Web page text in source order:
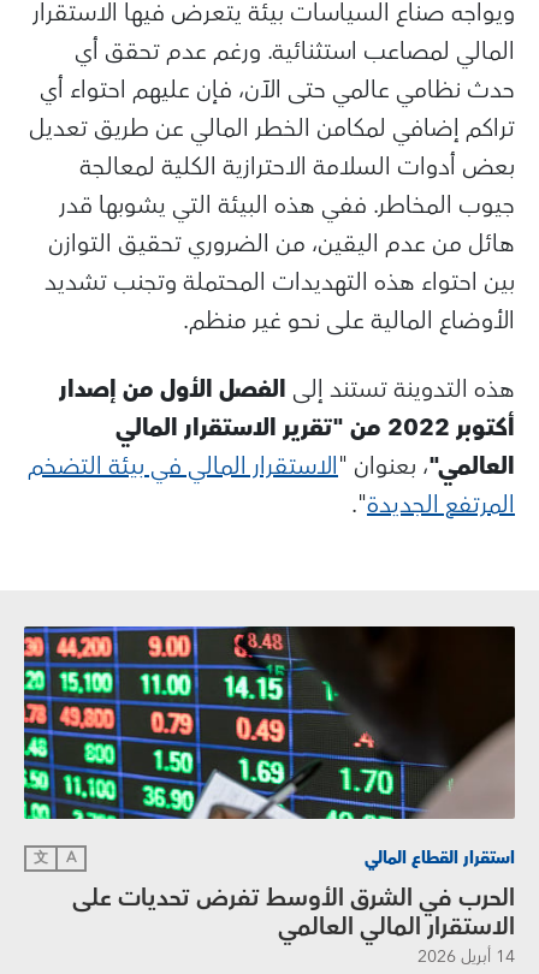
ويواجه صناع السياسات بيئة يتعرض فيها الاستقرار
المالي لمصاعب استثنائية. ورغم عدم تحقق أي
حدث نظامي عالمي حتى الآن، فإن عليهم احتواء أي
تراكم إضافي لمكامن الخطر المالي عن طريق تعديل
بعض أدوات السلامة الاحترازية الكلية لمعالجة
جيوب المخاطر. ففي هذه البيئة التي يشوبها قدر
هائل من عدم اليقين، من الضروري تحقيق التوازن
بين احتواء هذه التهديدات المحتملة وتجنب تشديد
الأوضاع المالية على نحو غير منظم.
هذه التدوينة تستند إلى الفصل الأول من إصدار
أكتوبر 2022 من "تقرير الاستقرار المالي
العالمي"، بعنوان "الاستقرار المالي في بيئة التضخم
المرتفع الجديدة".
استقرار القطاع المالي A
文
الحرب في الشرق الأوسط تفرض تحديات على
الاستقرار المالي العالمي
14 أبريل 2026